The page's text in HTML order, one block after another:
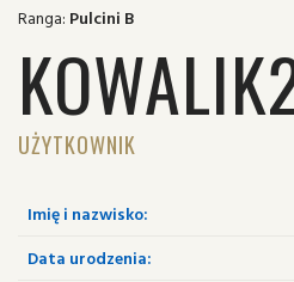
Ranga: Pulcini B
UŻYTKOWNIK
Imię i nazwisko:
Data urodzenia: